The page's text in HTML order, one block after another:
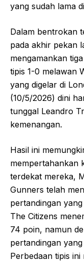
yang sudah lama
Dalam bentrokan
pada akhir pekan
mengamankan
tipis 1-0 melawan
yang digelar di
(10/5/2026) dini
tunggal Leandro
kemenangan.
Hasil ini
mempertahankan
terdekat mereka,
Gunners telah
pertandingan
The Citizens
74 poin, namun
pertandingan
Perbedaan tipis